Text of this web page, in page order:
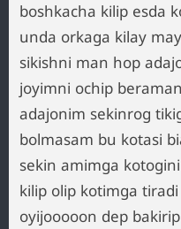
boshkacha kilip esda
unda orkaga kilay
sikishni man hop
joyimni ochip
adajonim sekinrog
bolmasam bu kotasi
sekin amimga
kilip olip kotimga
oyijooooon dep